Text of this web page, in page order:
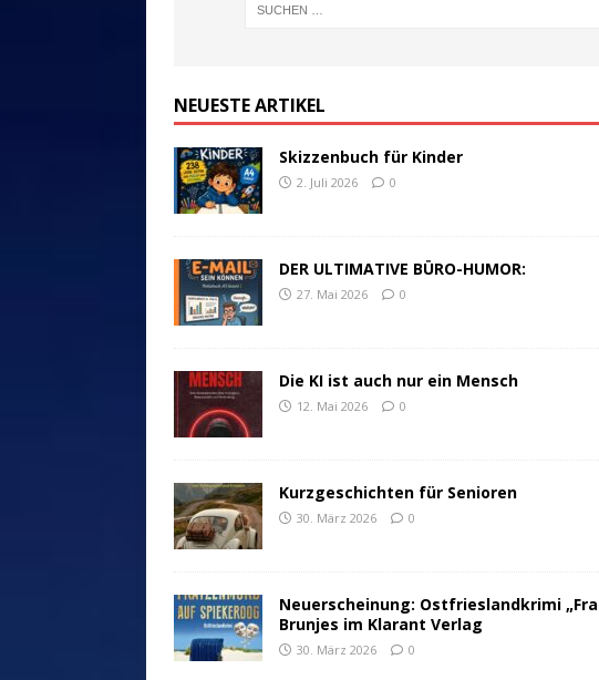
NEUESTE ARTIKEL
Skizzenbuch für Kinder
2. Juli 2026 0
DER ULTIMATIVE BÜRO-HUMOR:
27. Mai 2026 0
Die KI ist auch nur ein Mensch
12. Mai 2026 0
Kurzgeschichten für Senioren
30. März 2026 0
Neuerscheinung: Ostfrieslandkrimi
Brunjes im Klarant Verlag
30. März 2026 0